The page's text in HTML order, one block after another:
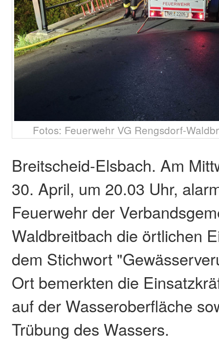
Fotos: Feuerwehr VG Rengsdorf-
Breitscheid-Elsbach. Am
30. April, um 20.03 Uhr,
Feuerwehr der
Waldbreitbach die örtlichen
dem Stichwort
Ort bemerkten die
auf der Wasseroberfläche
Trübung des Wassers.